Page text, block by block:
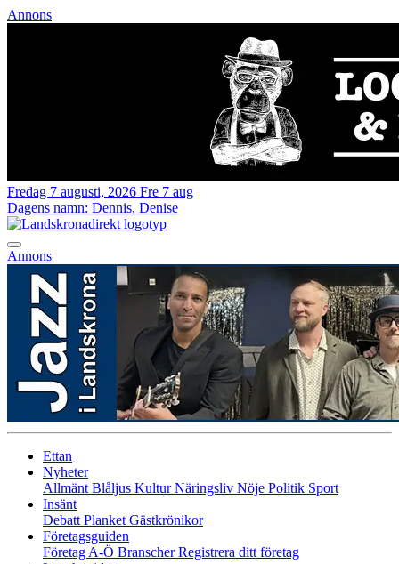
Annons
Fredag 7 augusti, 2026 Fre 7 aug
Dagens namn: Dennis, Denise
Annons
Ettan
Nyheter
Allmänt Blåljus KulturNäringsliv Nöje Politik Sport
Insänt
Debatt Planket Gästkrönikor
Företagsguiden
Företag A-Ö BranscherRegistrera ditt företag